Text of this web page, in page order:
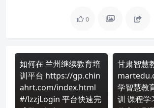
0
如何在 兰州继续教育培
训平台 https://gp.chin
ahrt.com/index.html
#/lzzjLogin 平台快速完
甘肃智慧
学智慧教
训 课程学